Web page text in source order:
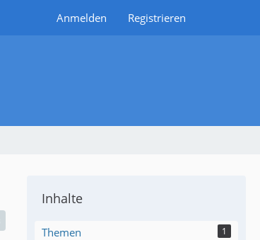
Anmelden Registrieren
Inhalte
Themen 1